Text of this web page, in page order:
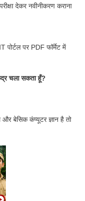
देकर नवीनीकरण कराना
पर PDF फॉर्मेट में
चला सकता हूँ?
बेसिक कंप्यूटर ज्ञान है तो